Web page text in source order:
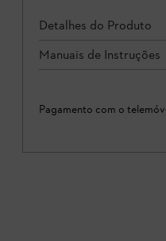
Detalhes do Produto
Manuais de Instruções
Pagamento com o